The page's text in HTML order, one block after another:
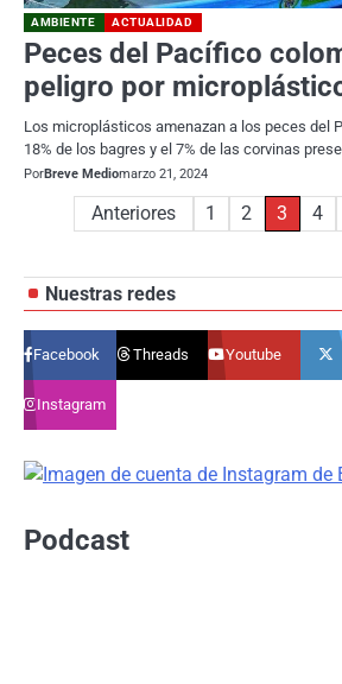
AMBIENTE ACTUALIDAD
Peces del Pacífico
peligro por
Los microplásticos amenazan a los peces del
18% de los bagres y el 7% de las corvinas
PorBreve Mediomarzo 21, 2024
Paginación
entradas
Anteriores 1 2 3 4
Nuestras redes
Facebook Threads Youtube
Instagram
Podcast